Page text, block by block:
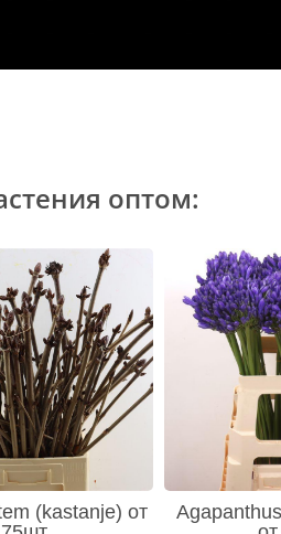
оптом:
(kastanje) от